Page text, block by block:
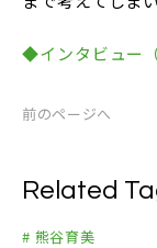
◆インタビュー
前のページへ
Related
# 熊谷育美